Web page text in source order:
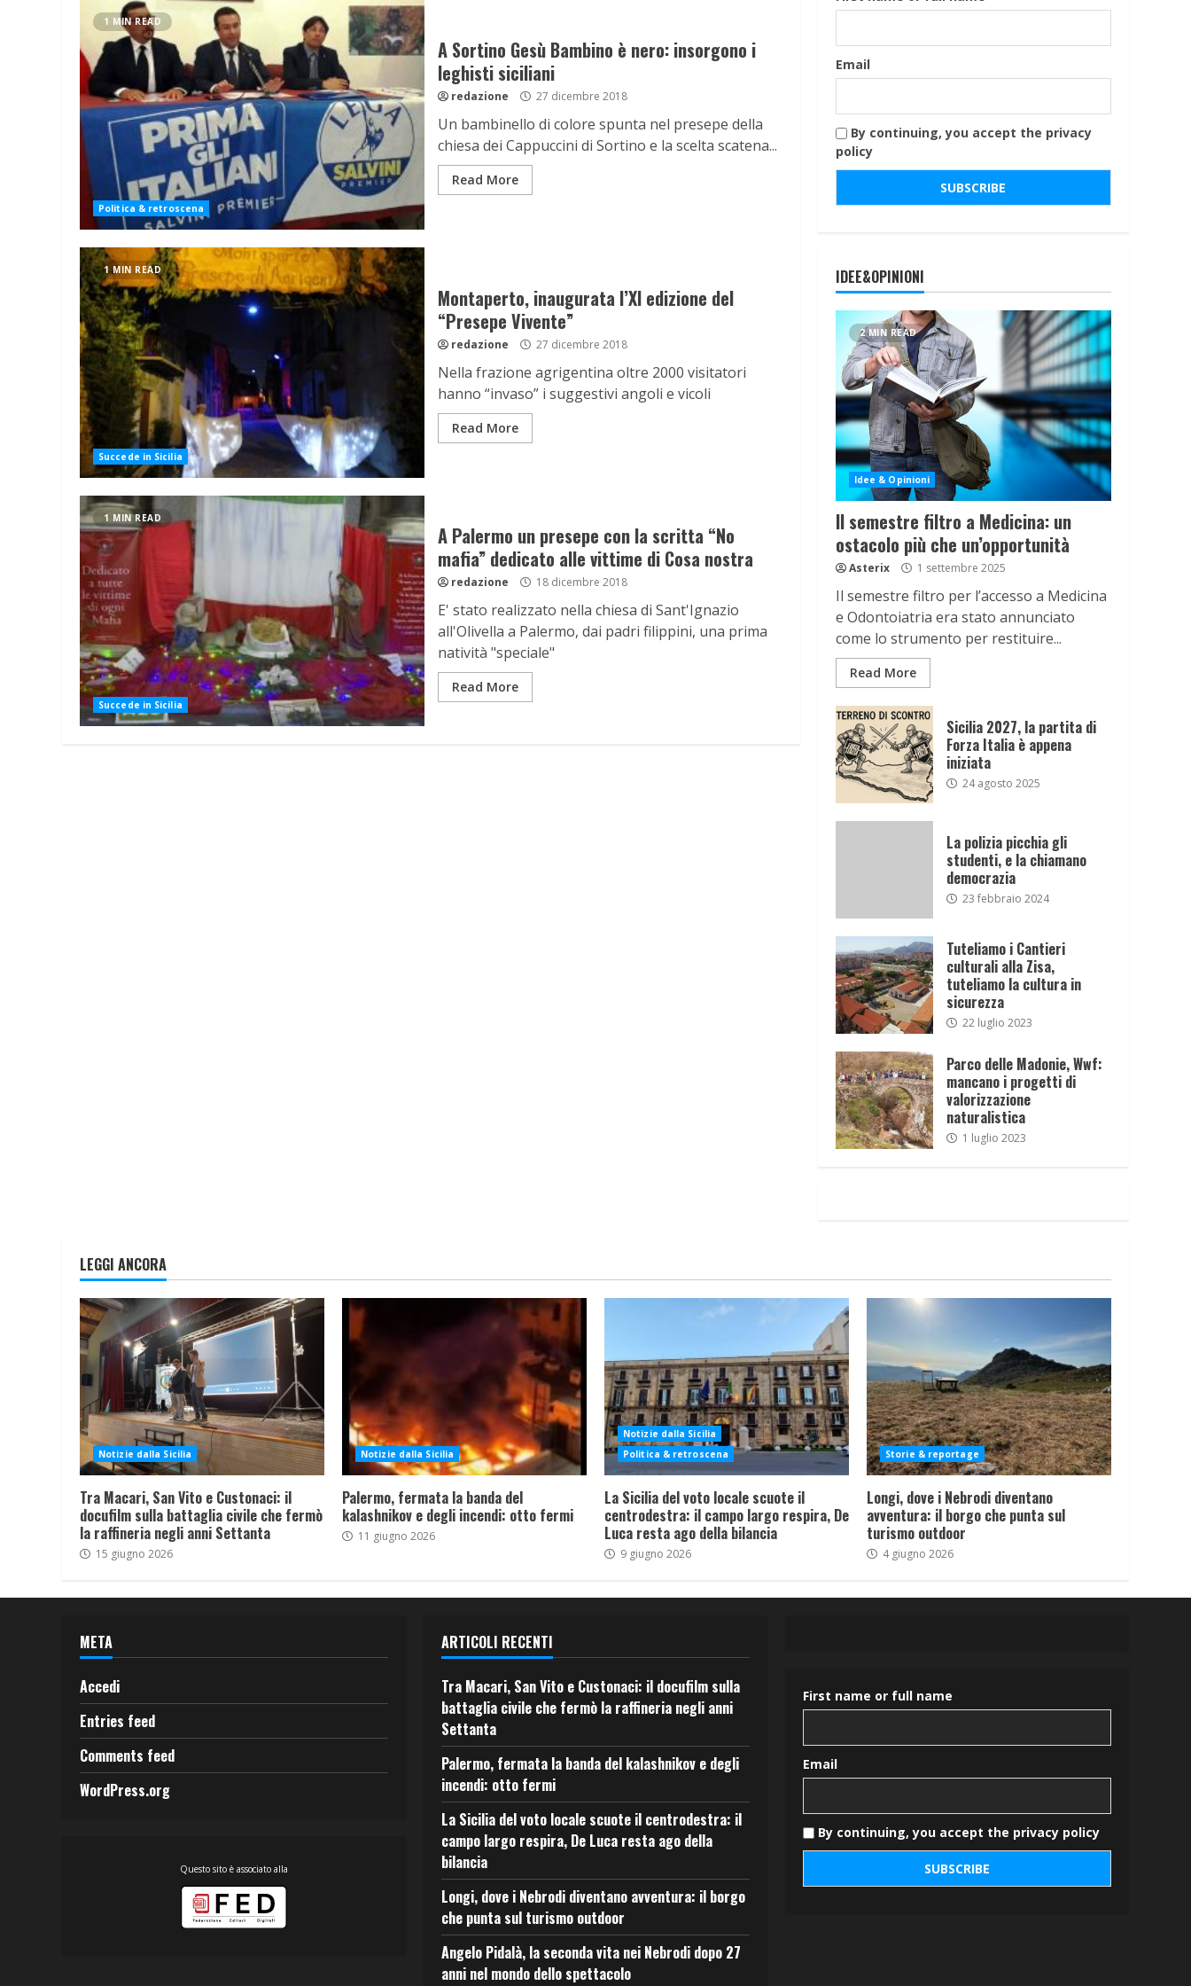
1 MIN READ
Politica & retroscena
A Sortino Gesù Bambino è nero: insorgono i
leghisti siciliani
redazione 27 dicembre 2018
Un bambinello di colore spunta nel presepe della
chiesa dei Cappuccini di Sortino e la scelta scatena...
Read More
1 MIN READ
Succede in Sicilia
Montaperto, inaugurata l’XI edizione del
“Presepe Vivente”
redazione 27 dicembre 2018
Nella frazione agrigentina oltre 2000 visitatori
hanno “invaso” i suggestivi angoli e vicoli
Read More
1 MIN READ
Succede in Sicilia
A Palermo un presepe con la scritta “No
mafia” dedicato alle vittime di Cosa nostra
redazione 18 dicembre 2018
E' stato realizzato nella chiesa di Sant'Ignazio
all'Olivella a Palermo, dai padri filippini, una prima
natività "speciale"
Read More
Email
By continuing, you accept the privacy
policy
IDEE&OPINIONI
2 MIN READ
Idee & Opinioni
Il semestre filtro a Medicina: un
ostacolo più che un’opportunità
Asterix 1 settembre 2025
Il semestre filtro per l’accesso a Medicina
e Odontoiatria era stato annunciato
come lo strumento per restituire...
Read More
Sicilia 2027, la partita di
Forza Italia è appena
iniziata
24 agosto 2025
La polizia picchia gli
studenti, e la chiamano
democrazia
23 febbraio 2024
Tuteliamo i Cantieri
culturali alla Zisa,
tuteliamo la cultura in
sicurezza
22 luglio 2023
Parco delle Madonie, Wwf:
mancano i progetti di
valorizzazione
naturalistica
1 luglio 2023
LEGGI ANCORA
Notizie dalla Sicilia
Tra Macari, San Vito e Custonaci: il
docufilm sulla battaglia civile che fermò
la raffineria negli anni Settanta
15 giugno 2026
Notizie dalla Sicilia
Palermo, fermata la banda del
kalashnikov e degli incendi: otto fermi
11 giugno 2026
Notizie dalla Sicilia
Politica & retroscena
La Sicilia del voto locale scuote il
centrodestra: il campo largo respira, De
Luca resta ago della bilancia
9 giugno 2026
Storie & reportage
Longi, dove i Nebrodi diventano
avventura: il borgo che punta sul
turismo outdoor
4 giugno 2026
META
Accedi
Entries feed
Comments feed
WordPress.org
Questo sito è associato alla
ARTICOLI RECENTI
Tra Macari, San Vito e Custonaci: il docufilm sulla
battaglia civile che fermò la raffineria negli anni
Settanta
Palermo, fermata la banda del kalashnikov e degli
incendi: otto fermi
La Sicilia del voto locale scuote il centrodestra: il
campo largo respira, De Luca resta ago della
bilancia
Longi, dove i Nebrodi diventano avventura: il borgo
che punta sul turismo outdoor
Angelo Pidalà, la seconda vita nei Nebrodi dopo 27
anni nel mondo dello spettacolo
First name or full name
Email
By continuing, you accept the privacy policy